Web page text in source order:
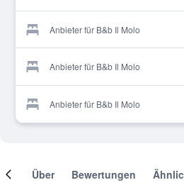
Anbieter für B&b Il Molo
Anbieter für B&b Il Molo
Anbieter für B&b Il Molo
Über Bewertungen